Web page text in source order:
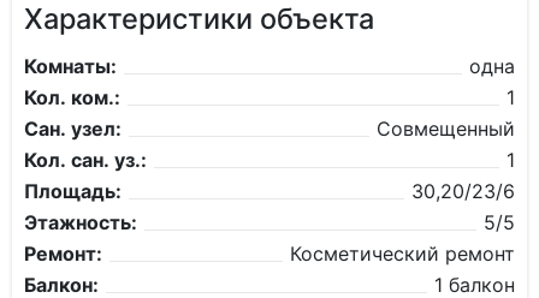
Характеристики объекта
Комнаты:
одна
Кол. ком.:
1
Сан. узел:
Совмещенный
Кол. сан. уз.:
1
Площадь:
30,20/23/6
Этажность:
5/5
Ремонт:
Косметический ремонт
Балкон:
1 балкон